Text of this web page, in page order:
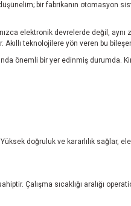
bir fabrikanın otomasyon
elektronik devrelerde değil,
teknolojilere yön veren bu
önemli bir yer edinmiş durumda.
doğruluk ve kararlılık sağlar,
Çalışma sıcaklığı aralığı